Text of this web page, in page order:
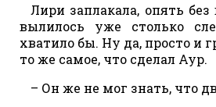
Лири заплакала, опять
вылилось уже столько
хватило бы. Ну да, просто и
то же самое, что сделал Аур.
– Он же не мог знать, что